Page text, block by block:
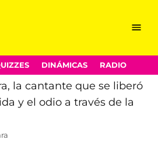
Menu
DINÁMICAS RADIO